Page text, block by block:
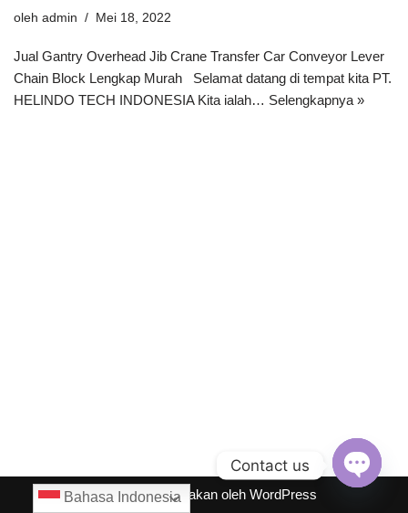
oleh admin Mei 18, 2022
Jual Gantry Overhead Jib Crane Transfer Car Conveyor Lever
Chain Block Lengkap Murah Selamat datang di tempat kita PT.
HELINDO TECH INDONESIA Kita ialah… Selengkapnya »
Neve| Diberdayakan oleh WordPress
Bahasa Indonesia
Contact us